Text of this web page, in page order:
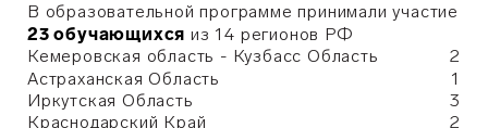
В образовательной программе принимали участие
23 обучающихся из 14 регионов РФ
Кемеровская область - Кузбасс Область
2
Астраханская Область
1
Иркутская Область
3
Краснодарский Край
2